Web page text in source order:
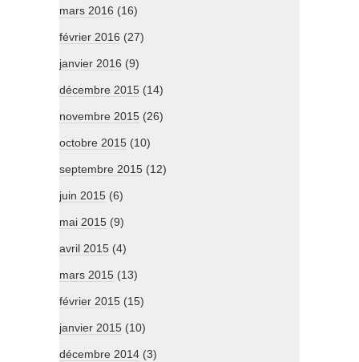
mars 2016 (16)
février 2016 (27)
janvier 2016 (9)
décembre 2015 (14)
novembre 2015 (26)
octobre 2015 (10)
septembre 2015 (12)
juin 2015 (6)
mai 2015 (9)
avril 2015 (4)
mars 2015 (13)
février 2015 (15)
janvier 2015 (10)
décembre 2014 (3)